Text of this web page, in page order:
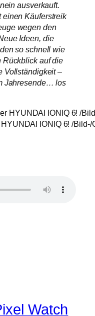
ausverkauft.
einen Käuferstreik
wegen den
Ideen, die
so schnell wie
Rückblick auf die
Vollständigkeit –
Jahresende… los
IONIQ 6! /
Watch